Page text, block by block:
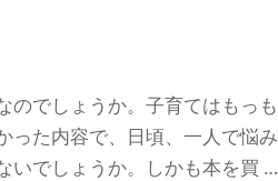
のでしょうか。子育てはもっも
った内容で、日頃、一人で悩み
いでしょうか。しかも本を買 …